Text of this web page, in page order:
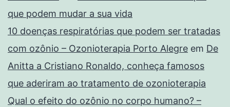
que podem mudar a sua vida
10 doenças respiratórias que podem ser tratadas
com ozônio – Ozonioterapia Porto Alegre em De
Anitta a Cristiano Ronaldo, conheça famosos
que aderiram ao tratamento de ozonioterapia
Qual o efeito do ozônio no corpo humano? –